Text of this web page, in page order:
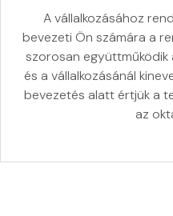
A vállalkozásához
bevezeti Ön számára a
szorosan
és a vállalkozásánál
bevezetés alatt értjük a
az